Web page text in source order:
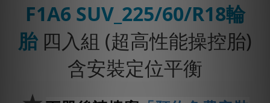
F1A6 SUV_225/60/R18輪
胎 四入組 (超高性能操控胎)
含安裝定位平衡